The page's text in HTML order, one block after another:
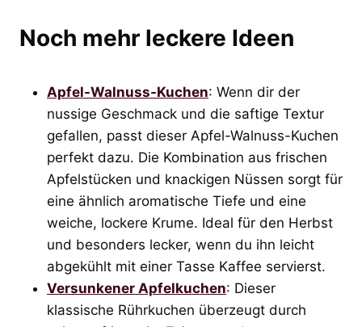
Noch mehr leckere Ideen
Apfel-Walnuss-Kuchen: Wenn dir der
nussige Geschmack und die saftige Textur
gefallen, passt dieser Apfel-Walnuss-Kuchen
perfekt dazu. Die Kombination aus frischen
Apfelstücken und knackigen Nüssen sorgt für
eine ähnlich aromatische Tiefe und eine
weiche, lockere Krume. Ideal für den Herbst
und besonders lecker, wenn du ihn leicht
abgekühlt mit einer Tasse Kaffee servierst.
Versunkener Apfelkuchen: Dieser
klassische Rührkuchen überzeugt durch